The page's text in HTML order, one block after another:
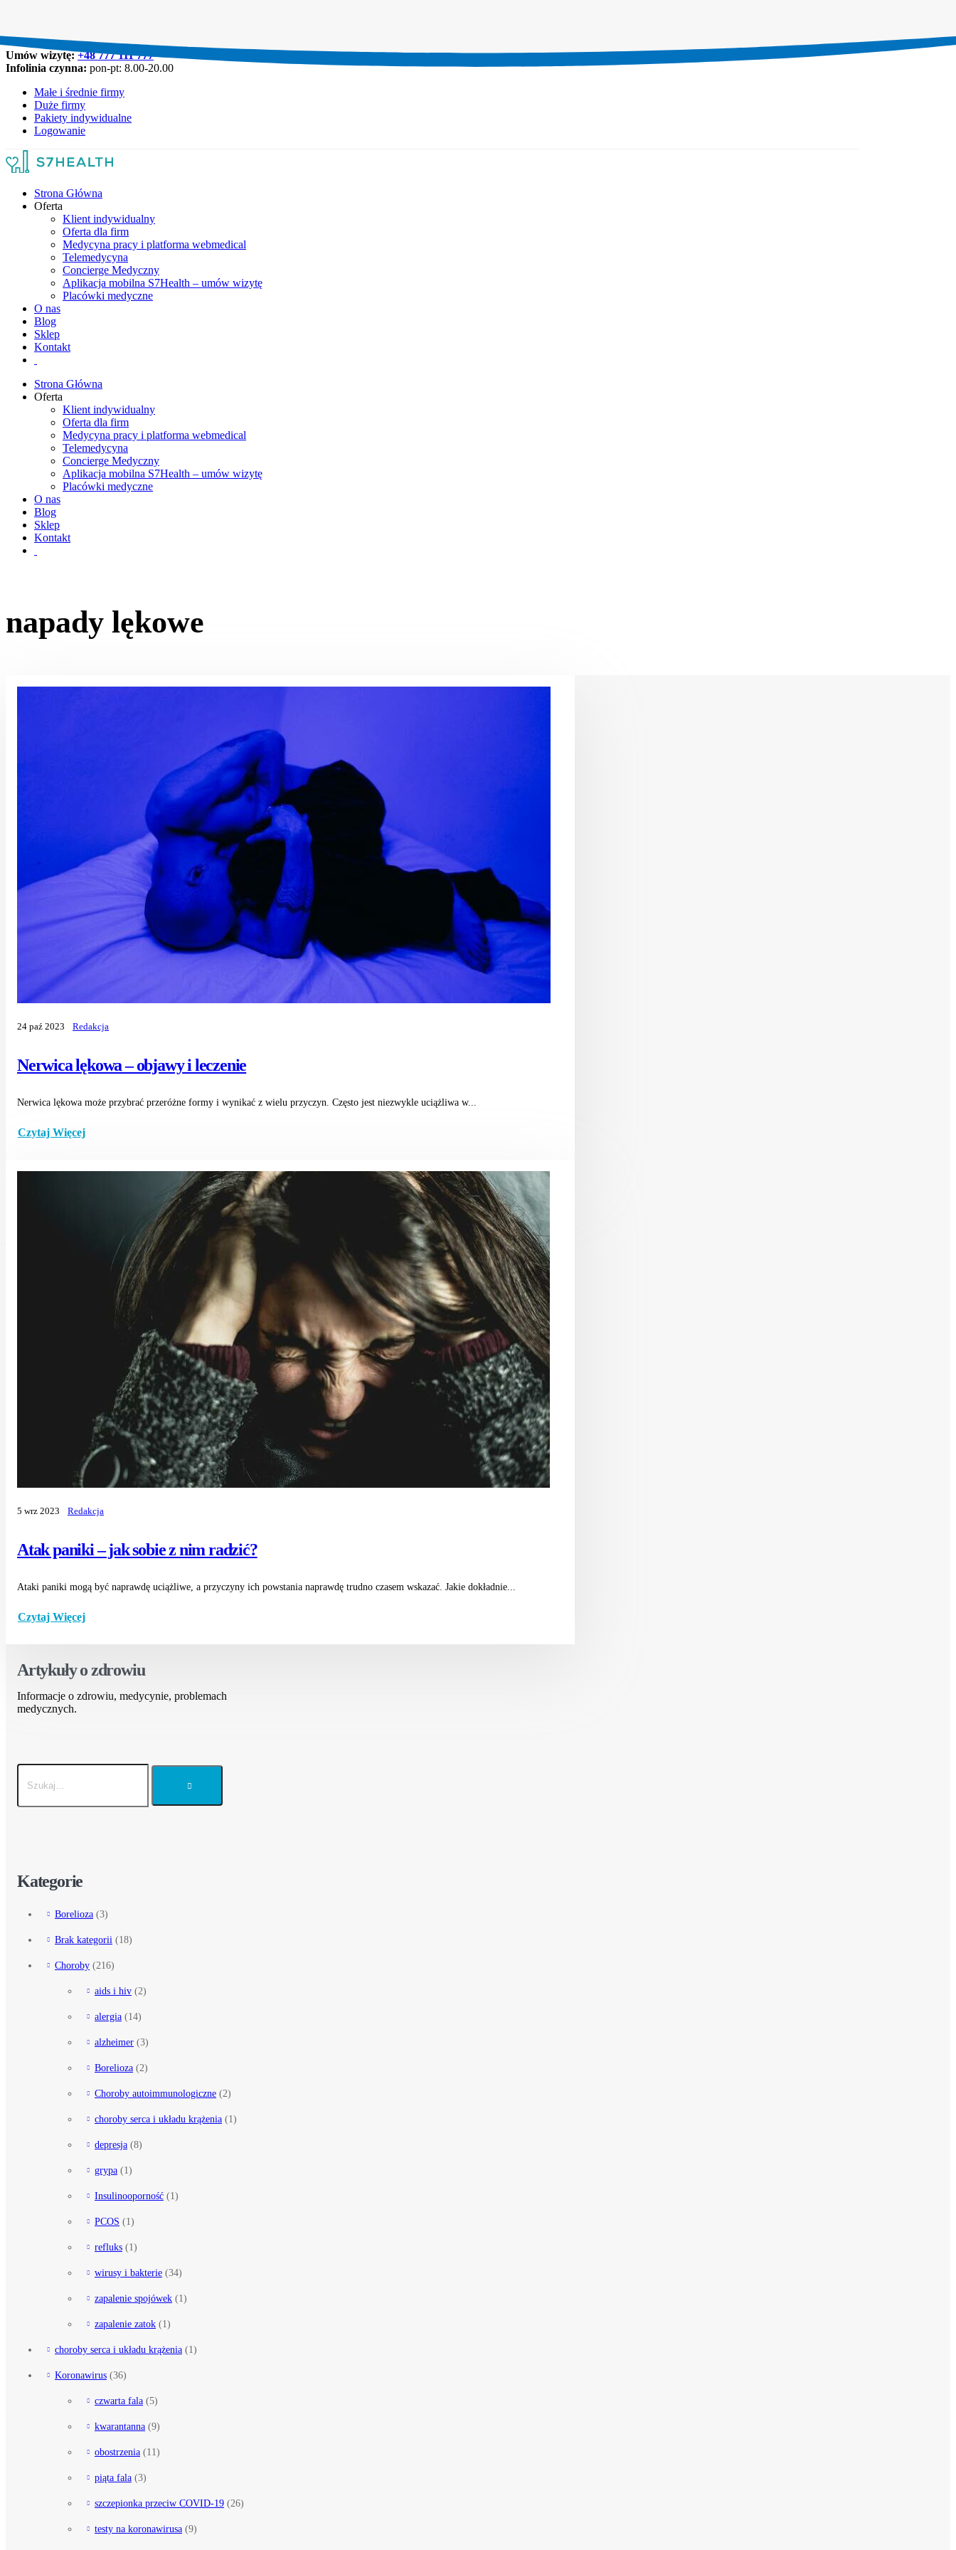
Umów wizytę:+48 777 111 777
Infolinia czynna: pon-pt: 8.00-20.00
Małe i średnie firmy
Duże firmy
Pakiety indywidualne
Logowanie
Strona Główna
Oferta
Klient indywidualny
Oferta dla firm
Medycyna pracy i platforma webmedical
Telemedycyna
Concierge Medyczny
Aplikacja mobilna S7Health – umów wizytę
Placówki medyczne
O nas
Blog
Sklep
Kontakt
Strona Główna
Oferta
Klient indywidualny
Oferta dla firm
Medycyna pracy i platforma webmedical
Telemedycyna
Concierge Medyczny
Aplikacja mobilna S7Health – umów wizytę
Placówki medyczne
O nas
Blog
Sklep
Kontakt
napady lękowe
Nerwica lękowa – objawy i leczenie
24 paź 2023 Redakcja
Nerwica lękowa może przybrać przeróżne formy i wynikać z wielu przyczyn. Często jest niezwykle uciążliwa w...
Czytaj Więcej
Atak paniki – jak sobie z nim radzić?
5 wrz 2023 Redakcja
Ataki paniki mogą być naprawdę uciążliwe, a przyczyny ich powstania naprawdę trudno czasem wskazać. Jakie dokładnie...
Czytaj Więcej
Artykuły o zdrowiu
Informacje o zdrowiu, medycynie, problemach
medycznych.
Kategorie
Borelioza (3)
Brak kategorii (18)
Choroby (216)
aids i hiv (2)
alergia (14)
alzheimer (3)
Borelioza (2)
Choroby autoimmunologiczne (2)
choroby serca i układu krążenia (1)
depresja (8)
grypa (1)
Insulinooporność (1)
PCOS (1)
refluks (1)
wirusy i bakterie (34)
zapalenie spojówek (1)
zapalenie zatok (1)
choroby serca i układu krążenia (1)
Koronawirus (36)
czwarta fala (5)
kwarantanna (9)
obostrzenia (11)
piąta fala (3)
szczepionka przeciw COVID-19 (26)
testy na koronawirusa (9)